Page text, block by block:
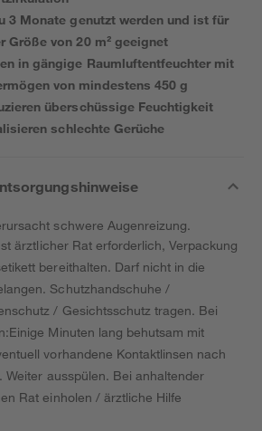
3 Monate genutzt werden und ist für
Größe von 20 m² geeignet
in gängige Raumluftentfeuchter mit
von mindestens 450 g
überschüssige Feuchtigkeit
schlechte Gerüche
schwere Augenreizung.
ärztlicher Rat erforderlich, Verpackung
bereithalten. Darf nicht in die
Schutzhandschuhe /
/ Gesichtsschutz tragen. Bei
Minuten lang behutsam mit
vorhandene Kontaktlinsen nach
Weiter ausspülen. Bei anhaltender
Rat einholen / ärztliche Hilfe